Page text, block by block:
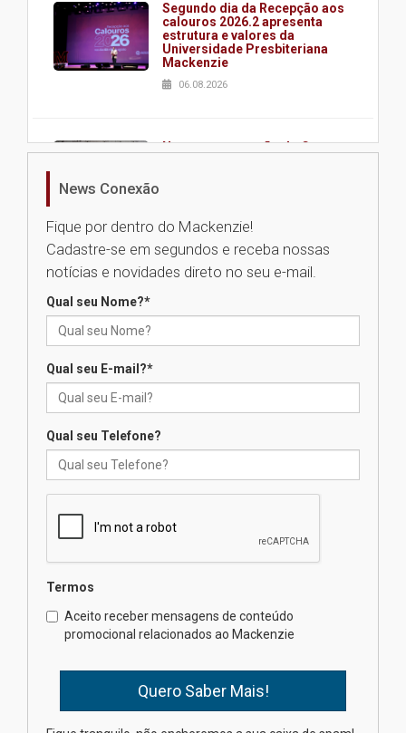
Segundo dia da Recepção aos
calouros 2026.2 apresenta
estrutura e valores da
Universidade Presbiteriana
Mackenzie
06.08.2026
Nova apresentação do Centro
Universidade Mackenzie
realizará nova edição da Feira
das novas tecnologias em
calouros do segundo semestre
04.08.2026
Brasília prepara seus
estudantes para o PAS antes
mesmo do Ensino Médio
News Conexão
Fique por dentro do Mackenzie!
Cadastre-se em segundos e receba nossas
notícias e novidades direto no seu e-mail.
Qual seu Nome?*
Qual seu E-mail?*
Qual seu Telefone?
Termos
Aceito receber mensagens de conteúdo
promocional relacionados ao Mackenzie